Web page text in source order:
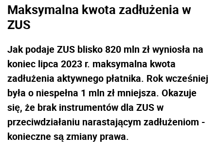
Maksymalna kwota zadłużenia w
ZUS
Jak podaje ZUS blisko 820 mln zł wyniosła na
koniec lipca 2023 r. maksymalna kwota
zadłużenia aktywnego płatnika. Rok wcześniej
była o niespełna 1 mln zł mniejsza. Okazuje
się, że brak instrumentów dla ZUS w
przeciwdziałaniu narastającym zadłużeniom -
konieczne są zmiany prawa.